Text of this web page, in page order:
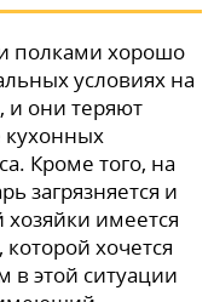
полками хорошо
условиях на
и они теряют
Кроме того, на
загрязняется и
имеется
хочется
этой ситуации